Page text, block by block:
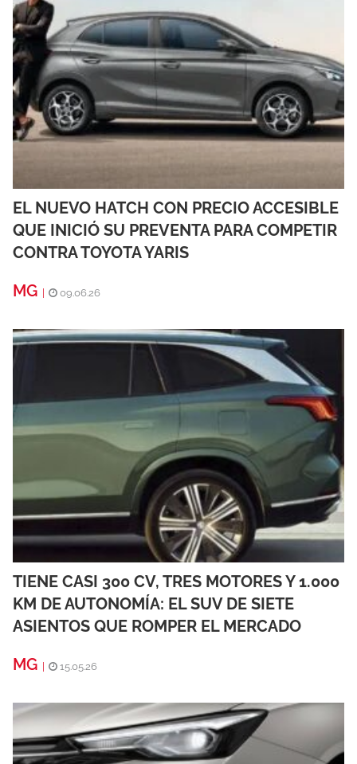
EL NUEVO HATCH CON PRECIO ACCESIBLE
QUE INICIÓ SU PREVENTA PARA COMPETIR
CONTRA TOYOTA YARIS
MG | 09.06.26
TIENE CASI 300 CV, TRES MOTORES Y 1.000
KM DE AUTONOMÍA: EL SUV DE SIETE
ASIENTOS QUE ROMPER EL MERCADO
MG
15.05.26